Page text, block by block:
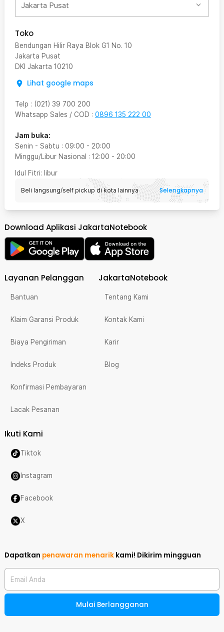
Jakarta Pusat
Toko
Bendungan Hilir Raya Blok G1 No. 10
Jakarta Pusat
DKI Jakarta 10210
Lihat google maps
Telp : (021) 39 700 200
Whatsapp Sales / COD : 0896 135 222 00
Jam buka:
Senin - Sabtu : 09:00 - 20:00
Minggu/Libur Nasional : 12:00 - 20:00
Idul Fitri: libur
Beli langsung/self pickup di kota lainnya Selengkapnya
Download Aplikasi JakartaNotebook
Layanan Pelanggan
Bantuan
Klaim Garansi Produk
Biaya Pengiriman
Indeks Produk
Konfirmasi Pembayaran
Lacak Pesanan
JakartaNotebook
Tentang Kami
Kontak Kami
Karir
Blog
Ikuti Kami
Tiktok
Instagram
Facebook
X
Dapatkan penawaran menarik kami! Dikirim mingguan
Email Anda
Mulai Berlangganan